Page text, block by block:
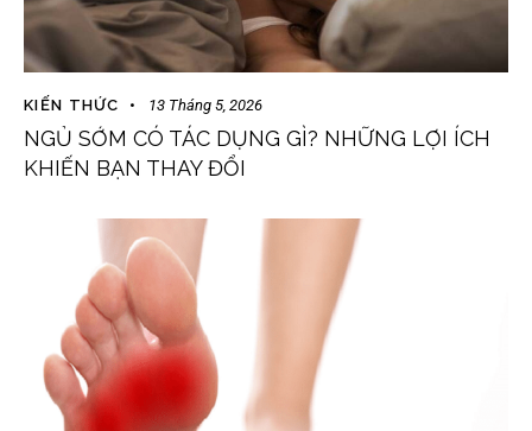
KIẾN THỨC 13 Tháng 5, 2026
NGỦ SỚM CÓ TÁC DỤNG GÌ? NHỮNG LỢI ÍCH
KHIẾN BẠN THAY ĐỔI